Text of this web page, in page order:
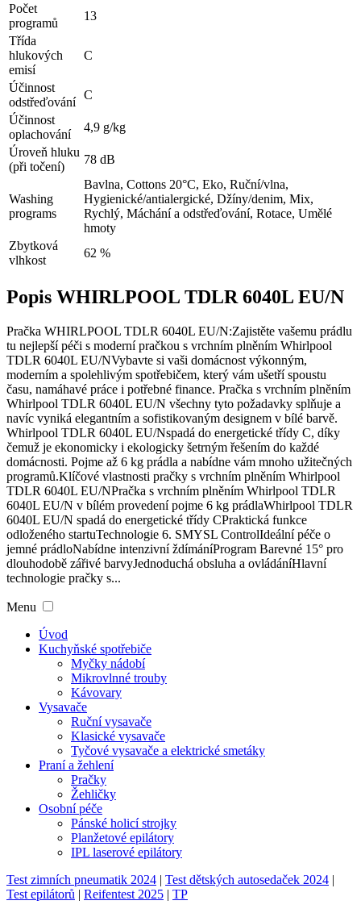
Počet
programů
13
Třída
hlukových
emisí
C
Účinnost
odstřeďování
C
Účinnost
oplachování
4,9 g/kg
Úroveň hluku
(při točení)
78 dB
Washing
programs
Bavlna, Cottons 20°C, Eko, Ruční/vlna,
Hygienické/antialergické, Džíny/denim, Mix,
Rychlý, Máchání a odstřeďování, Rotace, Umělé
hmoty
Zbytková
vlhkost
62 %
Popis WHIRLPOOL TDLR 6040L EU/N
Pračka WHIRLPOOL TDLR 6040L EU/N:Zajistěte vašemu prádlu
tu nejlepší péči s moderní pračkou s vrchním plněním Whirlpool
TDLR 6040L EU/NVybavte si vaši domácnost výkonným,
moderním a spolehlivým spotřebičem, který vám ušetří spoustu
času, namáhavé práce i potřebné finance. Pračka s vrchním plněním
Whirlpool TDLR 6040L EU/N všechny tyto požadavky splňuje a
navíc vyniká elegantním a sofistikovaným designem v bílé barvě.
Whirlpool TDLR 6040L EU/Nspadá do energetické třídy C, díky
čemuž je ekonomicky i ekologicky šetrným řešením do každé
domácnosti. Pojme až 6 kg prádla a nabídne vám mnoho užitečných
programů.Klíčové vlastnosti pračky s vrchním plněním Whirlpool
TDLR 6040L EU/NPračka s vrchním plněním Whirlpool TDLR
6040L EU/N v bílém provedení pojme 6 kg prádlaWhirlpool TDLR
6040L EU/N spadá do energetické třídy CPraktická funkce
odloženého startuTechnologie 6. SMYSL ControlIdeální péče o
jemné prádloNabídne intenzivní ždímáníProgram Barevné 15° pro
dlouhodobě zářivé barvyJednoduchá obsluha a ovládáníHlavní
technologie pračky s...
Menu
Úvod
Kuchyňské spotřebiče
Myčky nádobí
Mikrovlnné trouby
Kávovary
Vysavače
Ruční vysavače
Klasické vysavače
Tyčové vysavače a elektrické smetáky
Praní a žehlení
Pračky
Žehličky
Osobní péče
Pánské holicí strojky
Planžetové epilátory
IPL laserové epilátory
Test zimních pneumatik 2024 | Test dětských autosedaček 2024 |
Test epilátorů | Reifentest 2025 | TP